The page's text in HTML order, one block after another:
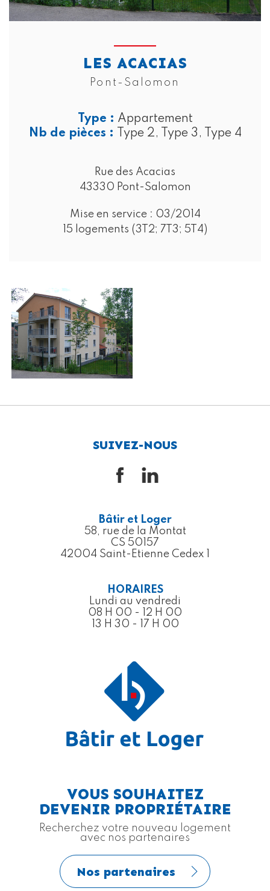
LES ACACIAS
Pont-Salomon
Type : Appartement
Nb de pièces :
Type 2, Type 3, Type 4
Rue des Acacias
43330 Pont-Salomon
Mise en service : 03/2014
15 logements (3T2; 7T3; 5T4)
SUIVEZ-NOUS
Bâtir et Loger
58, rue de la Montat
CS 50157
42004 Saint-Etienne Cedex 1
HORAIRES
Lundi au vendredi
08 H 00 - 12 H 00
13 H 30 - 17 H 00
VOUS SOUHAITEZ
DEVENIR PROPRIÉTAIRE
Recherchez votre nouveau logement
avec nos partenaires
Nos partenaires